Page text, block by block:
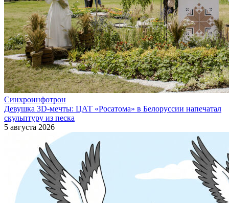
Синхроинфотрон
Девушка 3D-мечты: ЦАТ «Росатома» в Белоруссии напечатал
скульптуру из песка
5 августа 2026